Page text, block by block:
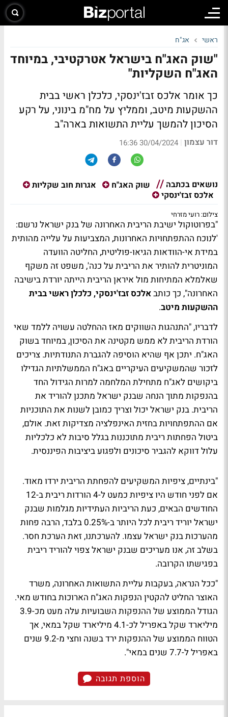
ראשי אג"ח
"שוק האג"ח בישראל אטרקטיבי, במיוחד
האג"ח השקליות"
כך אומר אלכס זבז'ינסקי, כלכלן ראשי בבית
ההשקעות מיטב, וממליץ על מח"מ בינוני, על רקע
הסיכון להמשך עליית התשואות בארה"ב
דור עצמון |
30/04/2024 16:36
נושאים בכתבה שוק האג"ח
אגרות חוב שקליות
אלכס זבז'ינסקי
צילום: רועי מזרחי
"בפרוטוקול ישיבת הריבית האחרונה של בנק ישראל נרשם:
'לנוכח ההתפתחויות האחרונות, המצביעות על עלייה מהותית
במידת אי-הוודאות הגיאו-פוליטית, החליטה הוועדה
המוניטרית להותיר את הריבית על כנה', משפט זה משקף
שאלמלא המתיחות מול איראן הריבית הייתה יורדת בישיבה
האחרונה", כך כותבאלכס זבז'ינסקי, כלכלן ראשי בבית
ההשקעות מיטב.
לדבריו, "התנהגות השווקים מאז ההחלטה עשויה ללמד שאי
הורדת הריבית לא ממש מקטינה את הסיכון, במיוחד בשוק
האג"ח. יתכן אף שהיא הוסיפה להגברת התנודתיות. צריכים
לזכור שהמשקיעים העיקריים באג"ח הממשלתיות הגדילו
ביקושים לאג"ח מתחילת המלחמה למרות הגידול החד
בהנפקות מתוך הנחה שבנק ישראל מתכנן להוריד את
הריבית. בנק ישראל יכול וצריך כמובן לשנות את התוכניות
אם ההתפתחויות בחזית האינפלציה מצדיקות זאת. אולם,
ביטול הפחתות ריבית מתוכננות בגלל סיבות לא כלכליות
עלול דווקא להגביר סיכונים ולפגוע ביציבות הפיננסית.
"בינתיים, ציפיות המשקיעים להפחתת הריבית ירדו מאוד.
אם לפני חודש היו ציפיות כמעט ל-4 הורדות ריבית ב-12
החודשים הבאים, כעת הריביות העתידיות מגלמות שבנק
ישראל יוריד ריבית לכל היותר ב-0.25% בלבד, הרבה פחות
מהערכות בנק ישראל עצמו. להערכתנו, זאת הערכת חסר.
בשלב זה, אנו מעריכים שבנק ישראל צפוי להוריד ריבית
בפגישתו הקרובה.
"ככל הנראה, בעקבות עליית התשואות האחרונה, משרד
האוצר החליט להקטין הנפקות האג"ח הארוכות בחודש מאי.
הגודל הממוצע של ההנפקות השבועיות עלה מעט מכ-3.9
מיליארד שקל באפריל לכ-4.1 מיליארד שקל במאי, אך
הטווח הממוצע של ההנפקות ירד בשנה וחצי מ-9.2 שנים
באפריל ל-7.7 שנים במאי".
הוספת תגובה